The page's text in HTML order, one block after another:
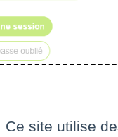
de votre nom
(code client)
Ce site utilise